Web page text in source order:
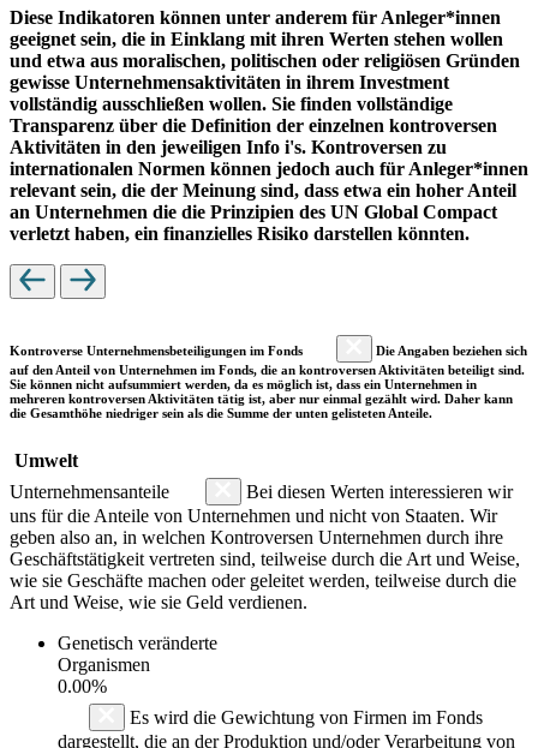
Diese Indikatoren können unter anderem für Anleger*innen
geeignet sein, die in Einklang mit ihren Werten stehen wollen
und etwa aus moralischen, politischen oder religiösen Gründen
gewisse Unternehmensaktivitäten in ihrem Investment
vollständig ausschließen wollen. Sie finden vollständige
Transparenz über die Definition der einzelnen kontroversen
Aktivitäten in den jeweiligen Info i's. Kontroversen zu
internationalen Normen können jedoch auch für Anleger*innen
relevant sein, die der Meinung sind, dass etwa ein hoher Anteil
an Unternehmen die die Prinzipien des UN Global Compact
verletzt haben, ein finanzielles Risiko darstellen könnten.
Kontroverse Unternehmensbeteiligungen im Fonds
Die Angaben beziehen sich
auf den Anteil von Unternehmen im Fonds, die an kontroversen Aktivitäten beteiligt sind.
Sie können nicht aufsummiert werden, da es möglich ist, dass ein Unternehmen in
mehreren kontroversen Aktivitäten tätig ist, aber nur einmal gezählt wird. Daher kann
die Gesamthöhe niedriger sein als die Summe der unten gelisteten Anteile.
Umwelt
Unternehmensanteile
Bei diesen Werten interessieren wir
uns für die Anteile von Unternehmen und nicht von Staaten. Wir
geben also an, in welchen Kontroversen Unternehmen durch ihre
Geschäftstätigkeit vertreten sind, teilweise durch die Art und Weise,
wie sie Geschäfte machen oder geleitet werden, teilweise durch die
Art und Weise, wie sie Geld verdienen.
Genetisch veränderte
Organismen
0.00%
Es wird die Gewichtung von Firmen im Fonds
dargestellt, die an der Produktion und/oder Verarbeitung von